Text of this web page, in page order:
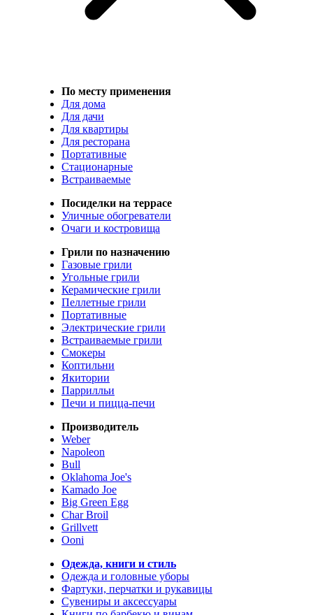
По месту применения
Для дома
Для дачи
Для квартиры
Для ресторана
Портативные
Стационарные
Встраиваемые
Посиделки на террасе
Уличные обогреватели
Очаги и костровища
Грили по назначению
Газовые грили
Угольные грили
Керамические грили
Пеллетные грили
Портативные
Электрические грили
Встраиваемые грили
Смокеры
Коптильни
Якитории
Паррилльи
Печи и пицца-печи
Производитель
Weber
Napoleon
Bull
Oklahoma Joe's
Kamado Joe
Big Green Egg
Char Broil
Grillvett
Ooni
Одежда, книги и стиль
Одежда и головные уборы
Фартуки, перчатки и рукавицы
Сувениры и аксессуары